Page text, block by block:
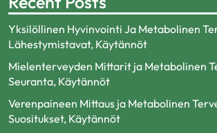
Yksilöllinen Hyvinvointi Ja Metabolinen
Lähestymistavat, Käytännöt
Mielenterveyden Mittarit ja Metabolinen
Seuranta, Käytännöt
Verenpaineen Mittaus ja Metabolinen
Suositukset, Käytännöt